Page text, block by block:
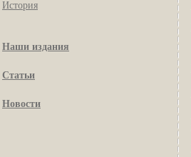
История
Наши издания
Статьи
Новости